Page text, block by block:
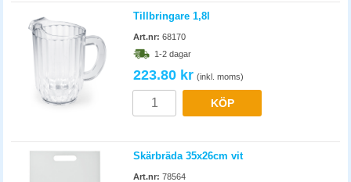
Tillbringare 1,8l
Art.nr: 68170
1-2 dagar
223.80 kr (inkl. moms)
KÖP
Skärbräda 35x26cm vit
Art.nr: 78564